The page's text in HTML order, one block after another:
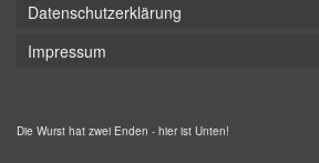
Datenschutzerklärung
Impressum
Die Wurst hat zwei Enden - hier ist Unten!